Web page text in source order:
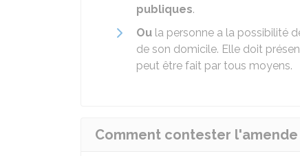
publiques.
Ou la personne a la possibilité
de son domicile. Elle doit
peut être fait par tous moyens.
Comment contester